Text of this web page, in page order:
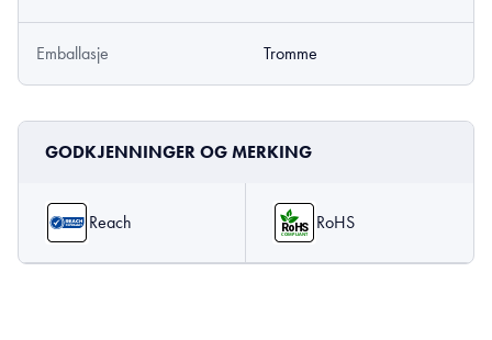
Emballasje Tromme
GODKJENNINGER OG MERKING
Reach RoHS